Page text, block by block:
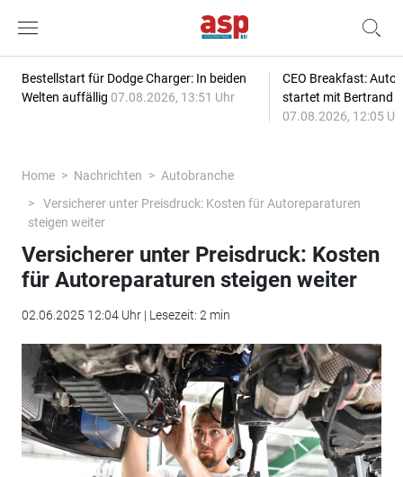
Bestellstart für Dodge Charger: In beiden
Welten auffällig 07.08.2026, 13:51 Uhr
CEO Breakfast:
startet mit Bertrand
07.08.2026, 12:05
Home Nachrichten
Autobranche
Versicherer unter Preisdruck: Kosten für Autoreparaturen
steigen weiter
Versicherer unter Preisdruck: Kosten
für Autoreparaturen steigen weiter
02.06.2025 12:04 Uhr | Lesezeit: 2 min